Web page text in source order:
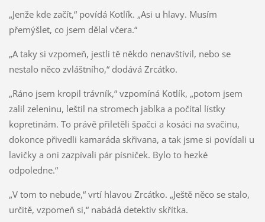
„Jenže kde začít,“ povídá Kotlík. „Asi u hlavy. Musím
přemýšlet, co jsem dělal včera.“
„A taky si vzpomeň, jestli tě někdo nenavštívil, nebo se
nestalo něco zvláštního,“ dodává Zrcátko.
„Ráno jsem kropil trávník,“ vzpomíná Kotlík, „potom jsem
zalil zeleninu, leštil na stromech jablka a počítal lístky
kopretinám. To právě přiletěli špačci a kosáci na svačinu,
dokonce přivedli kamaráda skřivana, a tak jsme si povídali u
lavičky a oni zazpívali pár písniček. Bylo to hezké
odpoledne.“
„V tom to nebude,“ vrtí hlavou Zrcátko. „Ještě něco se stalo,
určitě, vzpomeň si,“ nabádá detektiv skřítka.